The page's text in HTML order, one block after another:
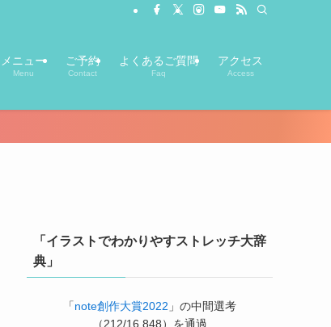
メニュー
Menu
ご予約
Contact
よくあるご質問
Faq
アクセス
Access
「イラストでわかりやすストレッチ大辞
典」
「note創作大賞2022 」の中間選考
（212/16,848）を通過